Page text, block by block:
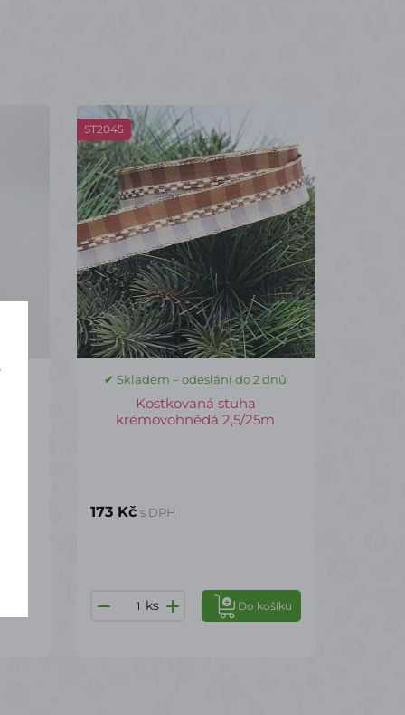
ST2045
✔ Skladem – odeslání do 2 dnů
Kostkovaná stuha
krémovohnědá 2,5/25m
173 Kč s DPH
ks Do košíku